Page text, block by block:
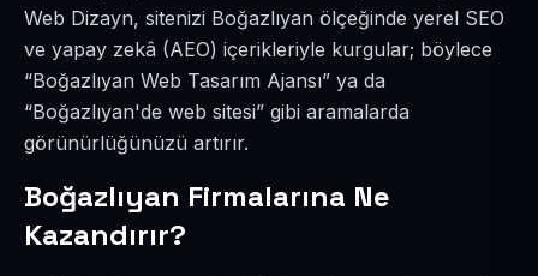
Web Dizayn, sitenizi Boğazlıyan ölçeğinde yerel SEO
ve yapay zekâ (AEO) içerikleriyle kurgular; böylece
“Boğazlıyan Web Tasarım Ajansı” ya da
“Boğazlıyan'de web sitesi” gibi aramalarda
görünürlüğünüzü artırır.
Boğazlıyan Firmalarına Ne
Kazandırır?